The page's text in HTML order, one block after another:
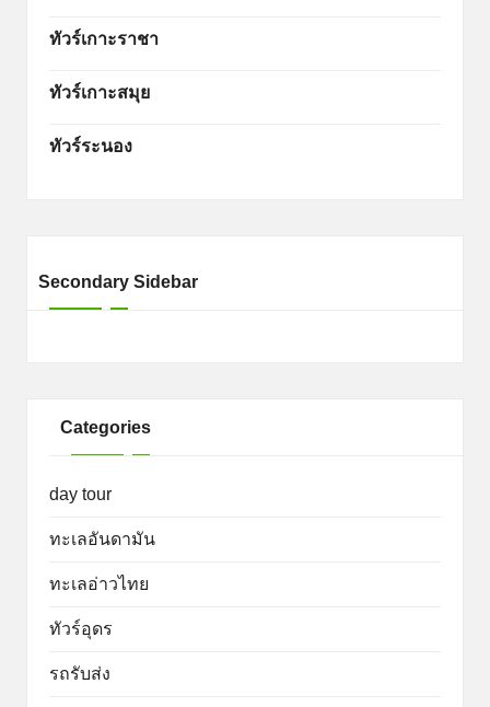
ทัวร์เกาะราชา
ทัวร์เกาะสมุย
ทัวร์ระนอง
Secondary Sidebar
Categories
day tour
ทะเลอันดามัน
ทะเลอ่าวไทย
ทัวร์อุดร
รถรับส่ง